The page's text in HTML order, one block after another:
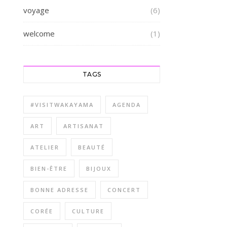
voyage (6)
welcome (1)
TAGS
#VISITWAKAYAMA AGENDA
ART ARTISANAT
ATELIER BEAUTÉ
BIEN-ÊTRE BIJOUX
BONNE ADRESSE CONCERT
CORÉE CULTURE